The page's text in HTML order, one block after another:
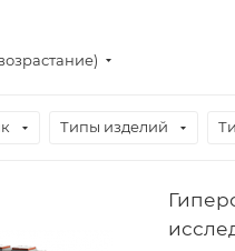
Типы изделий